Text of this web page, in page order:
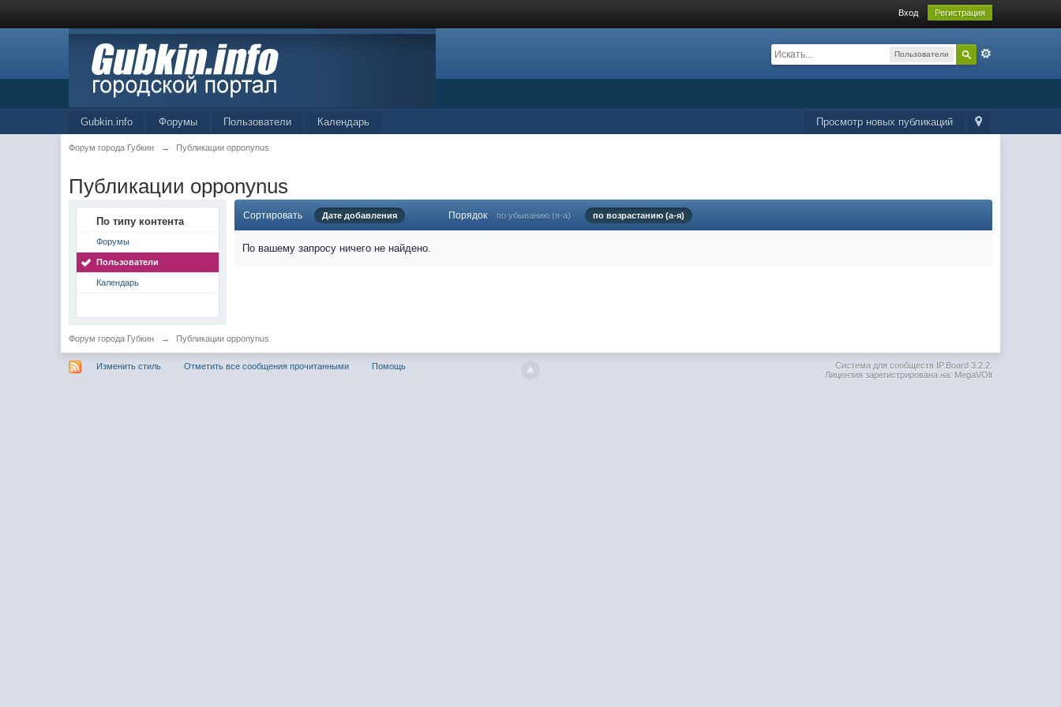
Вход Регистрация
Пользователи
Просмотр новых публикаций
Gubkin.info Форумы Пользователи Календарь
Форум города Губкин → Публикации opponynus
Публикации opponynus
По типу контента
Форумы
Пользователи
Календарь
Сортировать Дате добавления Порядок по убыванию (я-а) по возрастанию (а-я)
По вашему запросу ничего не найдено.
Форум города Губкин → Публикации opponynus
Изменить стиль Отметить все сообщения прочитанными Помощь Система для сообществ IP.Board 3.2.2.
Лицензия зарегистрирована на: MegaVOlt